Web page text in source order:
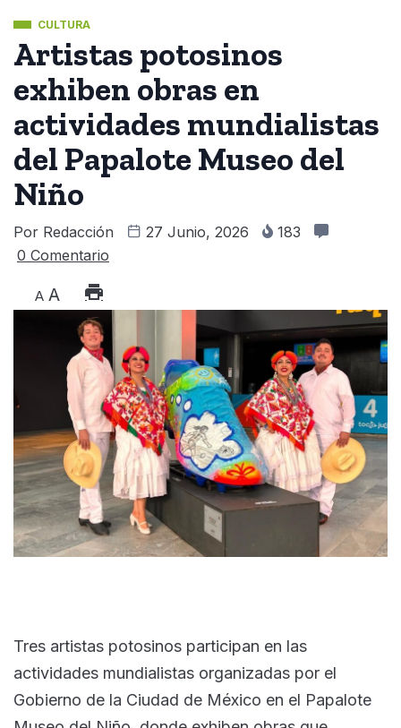
CULTURA
Artistas potosinos
exhiben obras en
actividades mundialistas
del Papalote Museo del
Niño
Por Redacción 27 Junio, 2026
183
0 Comentario
A A
Tres artistas potosinos participan en las
actividades mundialistas organizadas por el
Gobierno de la Ciudad de México en el Papalote